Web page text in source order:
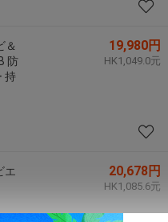
＆
防
持
19,980円
HK1,049.0元
エ
20,678円
HK1,085.6元